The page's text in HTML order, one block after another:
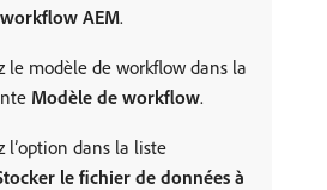
AEM.
le modèle de workflow dans la
Modèle de workflow.
l’option dans la liste
le fichier de données à